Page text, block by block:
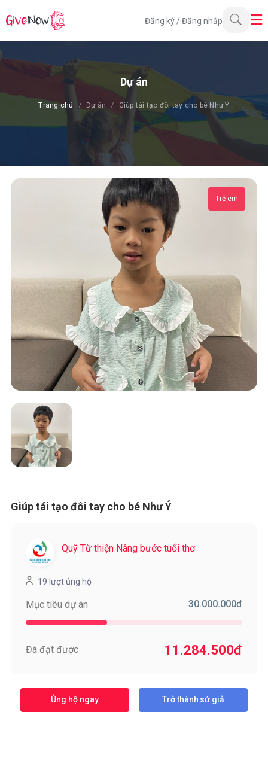
Đăng ký /Đăng nhập
Dự án
Trang chủ Dự án Giúp tái tạo đôi tay cho bé Như Ý
Trẻ em
Giúp tái tạo đôi tay cho bé Như Ý
Quỹ Từ thiện Nâng bước tuổi thơ
19 lượt ủng hộ
Mục tiêu dự án 30.000.000đ
Đã đạt được 11.284.500đ
Ủng hộ ngay Trở thành sứ giả